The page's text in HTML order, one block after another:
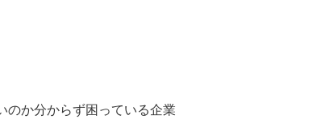
のか分からず困っている企業